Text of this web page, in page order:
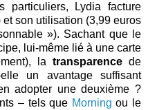
particuliers, Lydia facture
son utilisation (3,99 euros
»). Sachant que le
lui-même lié à une carte
la transparence de
elle un avantage suffisant
adopter une deuxième ?
– tels que Morning ou le